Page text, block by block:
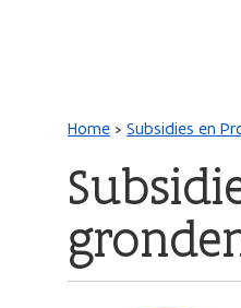
Kruimelpad
Home Subsidies en